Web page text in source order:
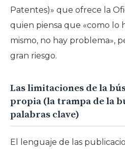
Patentes)» que ofrece la
quien piensa que «como lo
mismo, no hay problema»,
gran riesgo.
Las limitaciones de la
propia (la trampa de la
palabras clave)
El lenguaje de las